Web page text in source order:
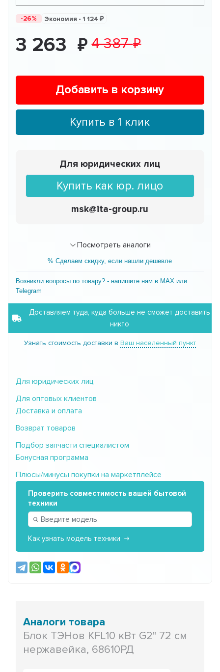
-26% Экономия -1 124
3 263 4 387
Добавить в корзину
Купить в 1 клик
Для юридических лиц
Купить как юр. лицо
msk@ita-group.ru
Посмотреть аналоги
% Сделаем скидку, если нашли дешевле
Возникли вопросы по товару? - напишите нам в MAX или
Telegram
Доставляем туда, куда больше не сможет доставить
никто
Узнать стоимость доставки в Ваш населенный пункт
Для юридических лиц
Для оптовых клиентов
Доставка и оплата
Возврат товаров
Подбор запчасти специалистом
Бонусная программа
Плюсы/минусы покупки на маркетплейсе
Проверить совместимость вашей бытовой
техники
Как узнать модель техники
Аналоги товара
Блок ТЭНов KFL10 кВт G2" 72 см
нержавейка, 68610РД